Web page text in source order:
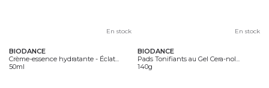
En stock
BIODANCE
Crème-essence hydratante - Éclat...
50ml
En stock
BIODANCE
Pads Tonifiants au Gel Cera-nol...
140g